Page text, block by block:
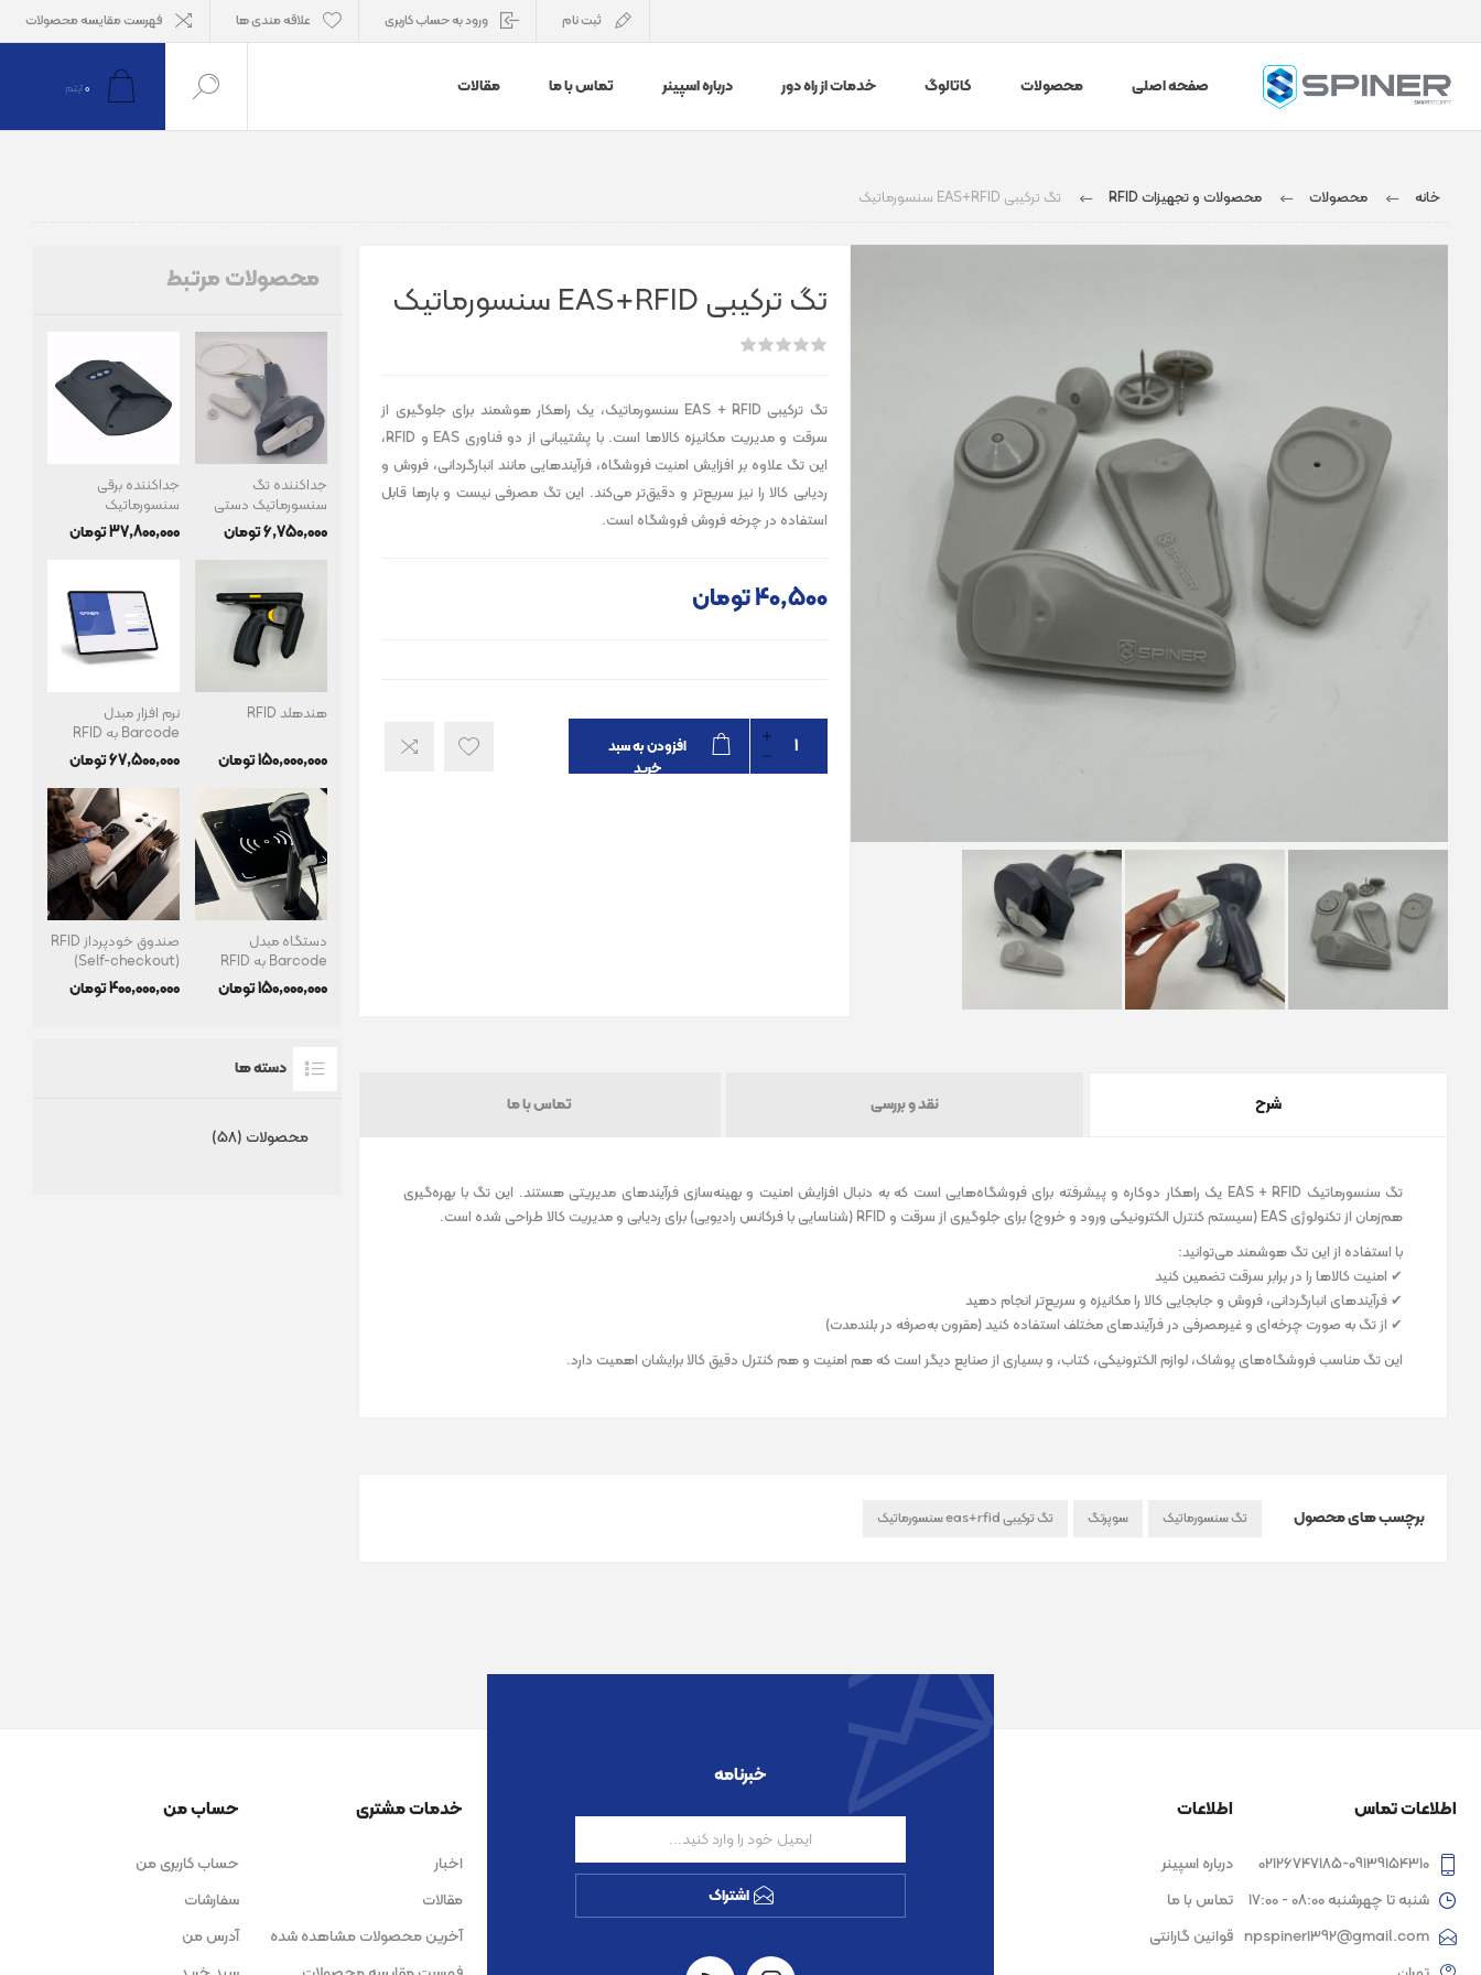
ثبت نام ورود به حساب کاربری علاقه مندی ها فهرست مقایسه محصولات
صفحه اصلی محصولات کاتالوگ خدمات از راه دور درباره اسپینر تماس با ما مقالات 0آیتم
خانه محصولات محصولات و تجهیزات RFID تگ ترکیبی EAS+RFID سنسورماتیک
تگ ترکیبی EAS+RFID سنسورماتیک
تگ ترکیبی EAS + RFID سنسورماتیک، یک راهکار هوشمند برای جلوگیری از
سرقت و مدیریت مکانیزه کالاها است. با پشتیبانی از دو فناوری EAS و RFID،
این تگ علاوه بر افزایش امنیت فروشگاه، فرآیندهایی مانند انبارگردانی، فروش و
ردیابی کالا را نیز سریع‌تر و دقیق‌تر می‌کند. این تگ مصرفی نیست و بارها قابل
استفاده در چرخه فروش فروشگاه است.
40٬500 تومان
افزودن به سبد
خرید
شرح نقد و بررسی تماس با ما
تگ سنسورماتیک EAS + RFID یک راهکار دوکاره و پیشرفته برای فروشگاه‌هایی است که به دنبال افزایش امنیت و بهینه‌سازی فرآیندهای مدیریتی هستند. این تگ با بهره‌گیری
هم‌زمان از تکنولوژی EAS (سیستم کنترل الکترونیکی ورود و خروج) برای جلوگیری از سرقت و RFID (شناسایی با فرکانس رادیویی) برای ردیابی و مدیریت کالا طراحی شده است.
با استفاده از این تگ هوشمند می‌توانید:
✔ امنیت کالاها را در برابر سرقت تضمین کنید
✔ فرآیندهای انبارگردانی، فروش و جابجایی کالا را مکانیزه و سریع‌تر انجام دهید
✔ از تگ به صورت چرخه‌ای و غیرمصرفی در فرآیندهای مختلف استفاده کنید (مقرون به‌صرفه در بلندمدت)
این تگ مناسب فروشگاه‌های پوشاک، لوازم الکترونیکی، کتاب، و بسیاری از صنایع دیگر است که هم امنیت و هم کنترل دقیق کالا برایشان اهمیت دارد.
برچسب های محصول تگ سنسورماتیک سوپرتگ تگ ترکیبی eas+rfid سنسورماتیک
محصولات مرتبط
جداکننده تگ
سنسورماتیک دستی
6٬750٬000 تومان
جداکننده برقی
سنسورماتیک
37٬800٬000 تومان
هندهلد RFID
150٬000٬000 تومان
نرم افزار مبدل
Barcode به RFID
67٬500٬000 تومان
دستگاه مبدل
Barcode به RFID
150٬000٬000 تومان
صندوق خودپرداز RFID
(Self-checkout)
400٬000٬000 تومان
دسته ها
محصولات (58)
خبرنامه
اشتراک
اطلاعات تماس
02126747185-09139154310
شنبه تا چهرشنبه 08:00 - 17:00
npspiner1392@gmail.com
اطلاعات
درباره اسپینر
تماس با ما
قوانین گارانتی
خدمات مشتری
اخبار
مقالات
آخرین محصولات مشاهده شده
حساب من
حساب کاربری من
سفارشات
آدرس من